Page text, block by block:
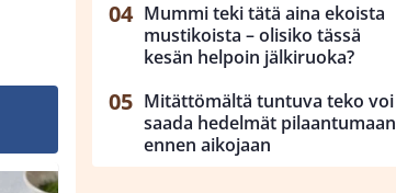
Mummi teki tätä aina ekoista
mustikoista – olisiko tässä
kesän helpoin jälkiruoka?
Mitättömältä tuntuva teko voi
saada hedelmät pilaantumaan
ennen aikojaan